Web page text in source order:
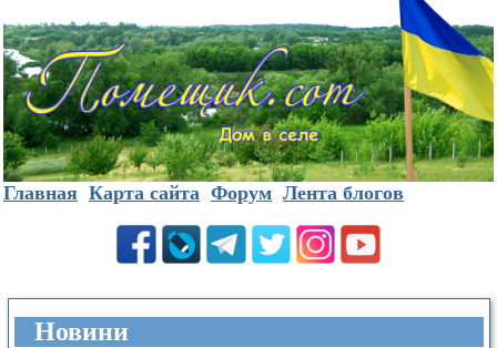
Главная Карта сайта Форум Лента блогов
Новини